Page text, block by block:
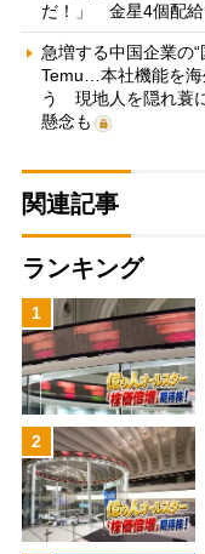
だ！」 金星4個配給
急増する中国企業の
Temu…本社機能を海
う 現地人を隠れ蓑
懸念も
関連記事
ランキング
1
2